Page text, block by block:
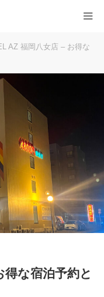
AZ 福岡八女店 – お得な
な宿泊予約と